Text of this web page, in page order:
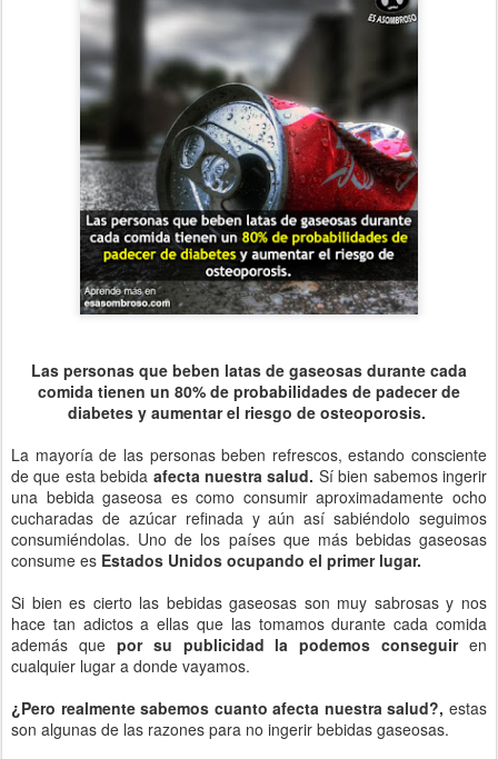
Las personas que beben latas de gaseosas durante cada
comida tienen un 80% de probabilidades de padecer de
diabetes y aumentar el riesgo de osteoporosis.
La mayoría de las personas beben refrescos, estando consciente
de que esta bebida afecta nuestra salud. Sí bien sabemos ingerir
una bebida gaseosa es como consumir aproximadamente ocho
cucharadas de azúcar refinada y aún así sabiéndolo seguimos
consumiéndolas. Uno de los países que más bebidas gaseosas
consume es Estados Unidos ocupando el primer lugar.
Si bien es cierto las bebidas gaseosas son muy sabrosas y nos
hace tan adictos a ellas que las tomamos durante cada comida
además que por su publicidad la podemos conseguiren
cualquier lugar a donde vayamos.
¿Pero realmente sabemos cuanto afecta nuestra salud?, estas
son algunas de las razones para no ingerir bebidas gaseosas.